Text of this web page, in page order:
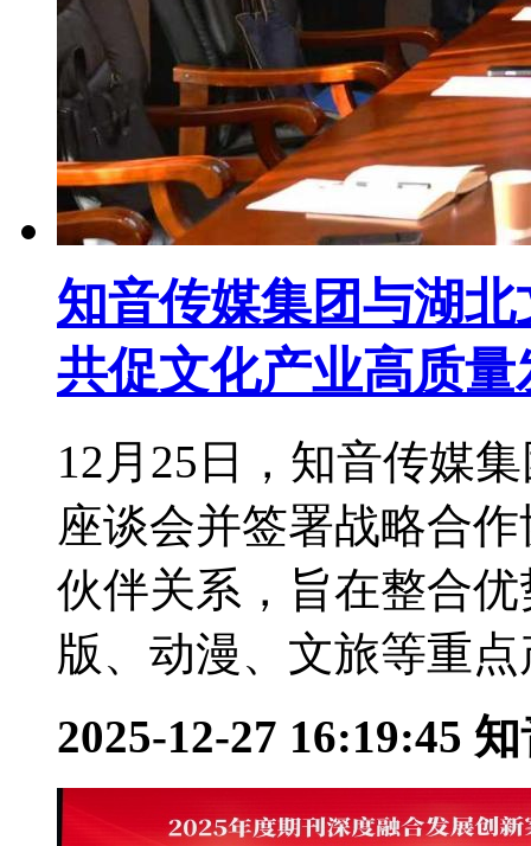
知音传媒集团与湖
共促文化产业高质量
12月25日，知音传媒
座谈会并签署战略合
伙伴关系，旨在整合
版、动漫、文旅等重点
2025-12-27 16:19:45